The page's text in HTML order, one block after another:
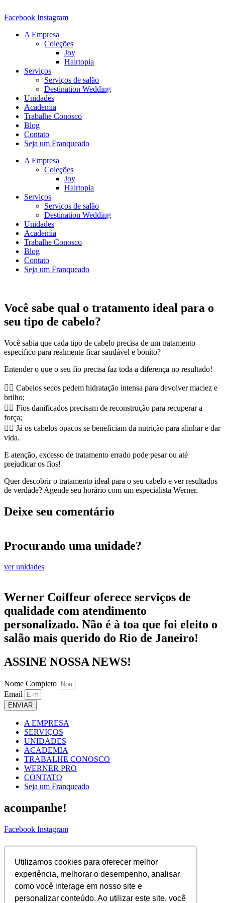
Utilizamos cookies para oferecer melhor
experiência, melhorar o desempenho, analisar
como você interage em nosso site e
personalizar conteúdo. Ao utilizar este site, você
para
conteúdo
Facebook Instagram
A Empresa
Coleções
Joy
Hairtopia
Serviços
Serviços de salão
Destination Wedding
Unidades
Academia
Trabalhe Conosco
Blog
Contato
Seja um Franqueado
A Empresa
Coleções
Joy
Hairtopia
Serviços
Serviços de salão
Destination Wedding
Unidades
Academia
Trabalhe Conosco
Blog
Contato
Seja um Franqueado
Você sabe qual o tratamento ideal para o
seu tipo de cabelo?
Você sabia que cada tipo de cabelo precisa de um tratamento
específico para realmente ficar saudável e bonito?
Entender o que o seu fio precisa faz toda a diferença no resultado!
👉🏻 Cabelos secos pedem hidratação intensa para devolver maciez e
brilho;
👉🏻 Fios danificados precisam de reconstrução para recuperar a
força;
👉🏻 Já os cabelos opacos se beneficiam da nutrição para alinhar e dar
vida.
E atenção, excesso de tratamento errado pode pesar ou até
prejudicar os fios!
Quer descobrir o tratamento ideal para o seu cabelo e ver resultados
de verdade? Agende seu horário com um especialista Werner.
Deixe seu comentário
Procurando uma unidade?
ver unidades
Werner Coiffeur oferece serviços de
qualidade com atendimento
personalizado. Não é à toa que foi eleito o
salão mais querido do Rio de Janeiro!
ASSINE NOSSA NEWS!
Nome Completo
Email
ENVIAR
A EMPRESA
SERVIÇOS
UNIDADES
ACADEMIA
TRABALHE CONOSCO
WERNER PRO
CONTATO
Seja um Franqueado
acompanhe!
Facebook Instagram
ASSINE NOSSA NEWS!
Nome Completo
Email